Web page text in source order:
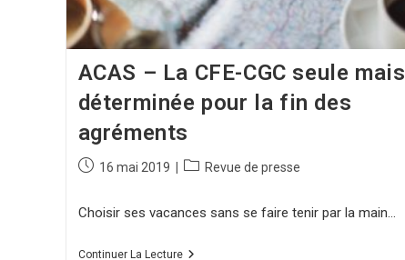
ACAS – La CFE-CGC seule mais
déterminée pour la fin des
agréments
16 mai 2019 Revue de presse
Choisir ses vacances sans se faire tenir par la main…
Continuer La Lecture